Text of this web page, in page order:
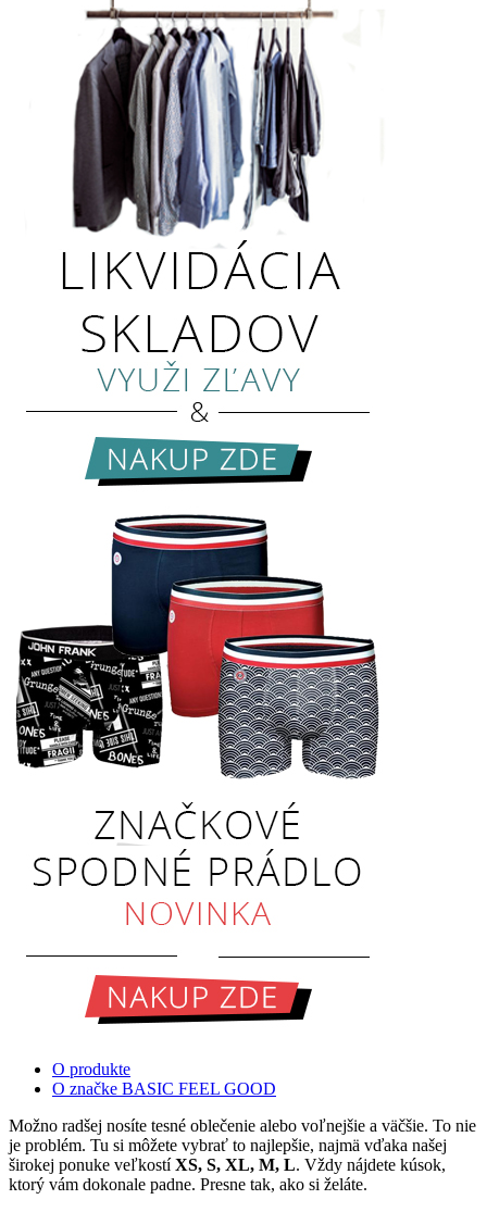
O produkte
O značke BASIC FEEL GOOD
Možno radšej nosíte tesné oblečenie alebo voľnejšie a väčšie. To nie
je problém. Tu si môžete vybrať to najlepšie, najmä vďaka našej
širokej ponuke veľkostíXS, S, XL, M, L. Vždy nájdete kúsok,
ktorý vám dokonale padne. Presne tak, ako si želáte.